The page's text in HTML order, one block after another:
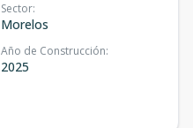
Sector:
Morelos
Año de Construcción:
2025